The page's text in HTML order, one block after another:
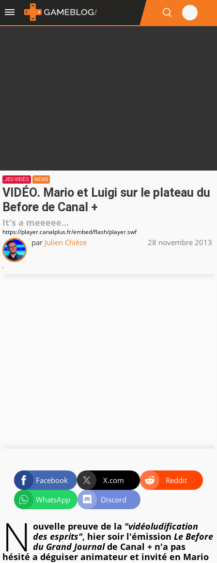
JEU VIDÉO NEWS
VIDÉO. Mario et Luigi sur le plateau du
Before de Canal +
It's a meeeee...
https://player.canalplus.fr/embed/flash/player.swf
par Julien Chièze 28 novembre 2013
.
Facebook X.com
Reddit
WhatsApp
Discord
N ouvelle preuve de la "vidéoludification
des esprits", hier soir l'émission Le Before
du Grand Journalde Canal + n'a pas
hésité a déguiser animateur et invité en Mario